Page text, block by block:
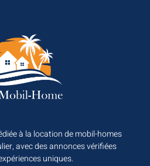
à la location de mobil-homes
avec des annonces vérifiées
uniques.